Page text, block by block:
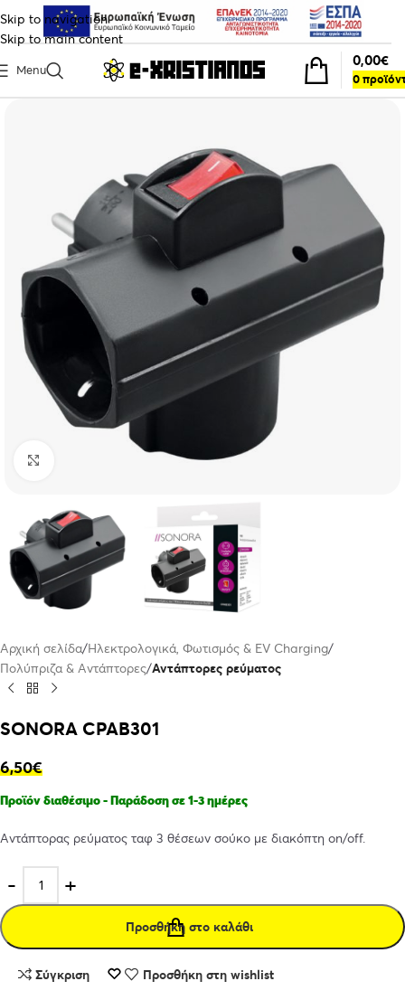
Skip to navigation
Skip to main content
Menu
0
0,00€
Αρχική σελίδα Ηλεκτρολογικά, Φωτισμός & EV Charging
Πολύπριζα & Αντάπτορες Αντάπτορες ρεύματος
SONORA CPAB301
6,50€
Προϊόν διαθέσιμο - Παράδοση σε 1-3 ημέρες
Αντάπτορας ρεύματος ταφ 3 θέσεων σούκο με διακόπτη on/off.
Προσθήκη στο καλάθι
Σύγκριση Προσθήκη στη wishlist